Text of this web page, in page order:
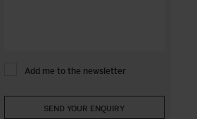
Add me to the newsletter